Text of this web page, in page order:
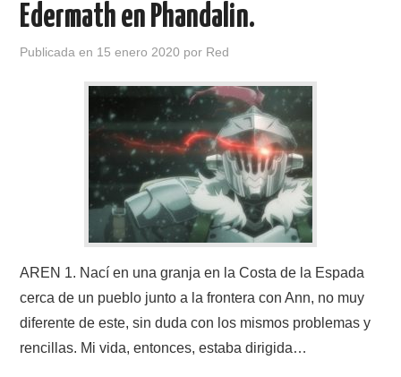
Edermath en Phandalin.
Publicada en 15 enero 2020 por Red
AREN 1. Nací en una granja en la Costa de la Espada
cerca de un pueblo junto a la frontera con Ann, no muy
diferente de este, sin duda con los mismos problemas y
rencillas. Mi vida, entonces, estaba dirigida…